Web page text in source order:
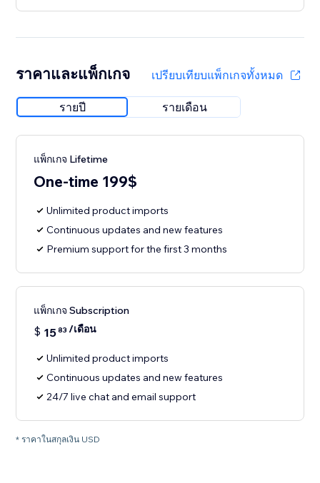
ราคาและแพ็กเกจ เปรียบเทียบแพ็กเกจทั้งหมด
รายปี รายเดือน
แพ็กเกจ Lifetime
One-time 199$
Unlimited product imports
Continuous updates and new features
Premium support for the first 3 months
แพ็กเกจ Subscription
$ 1583 /เดือน
Unlimited product imports
Continuous updates and new features
24/7 live chat and email support
* ราคาในสกุลเงิน USD